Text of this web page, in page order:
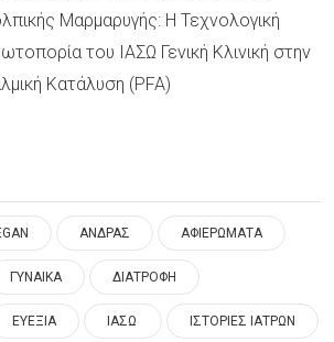
Μαρμαρυγής: Η Τεχνολογική
του ΙΑΣΩ Γενική Κλινική στην
Κατάλυση (PFA)
ΑΝΔΡΑΣ ΑΦΙΕΡΩΜΑΤΑ
ΓΥΝΑΙΚΑ ΔΙΑΤΡΟΦΗ
ΕΥΕΞΙΑ ΙΑΣΩ ΙΣΤΟΡΙΕΣ ΙΑΤΡΩΝ